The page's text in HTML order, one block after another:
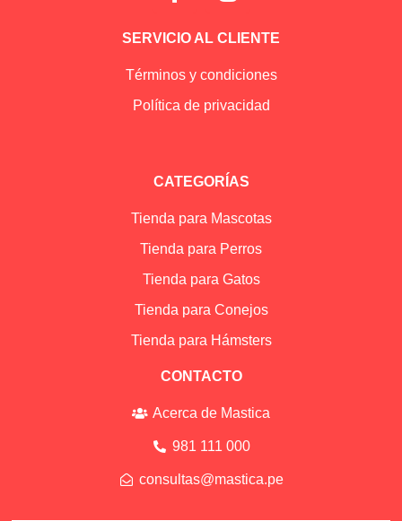
SERVICIO AL CLIENTE
Términos y condiciones
Política de privacidad
CATEGORÍAS
Tienda para Mascotas
Tienda para Perros
Tienda para Gatos
Tienda para Conejos
Tienda para Hámsters
CONTACTO
Acerca de Mastica
981 111 000
consultas@mastica.pe